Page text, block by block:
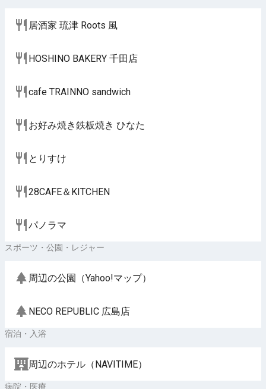
居酒家 琉津 Roots 風
HOSHINO BAKERY 千田店
cafe TRAINNO sandwich
お好み焼き鉄板焼き ひなた
とりすけ
28CAFE＆KITCHEN
パノラマ
スポーツ・公園・レジャー
周辺の公園（Yahoo!マップ）
NECO REPUBLIC 広島店
宿泊・入浴
周辺のホテル（NAVITIME）
病院・医療